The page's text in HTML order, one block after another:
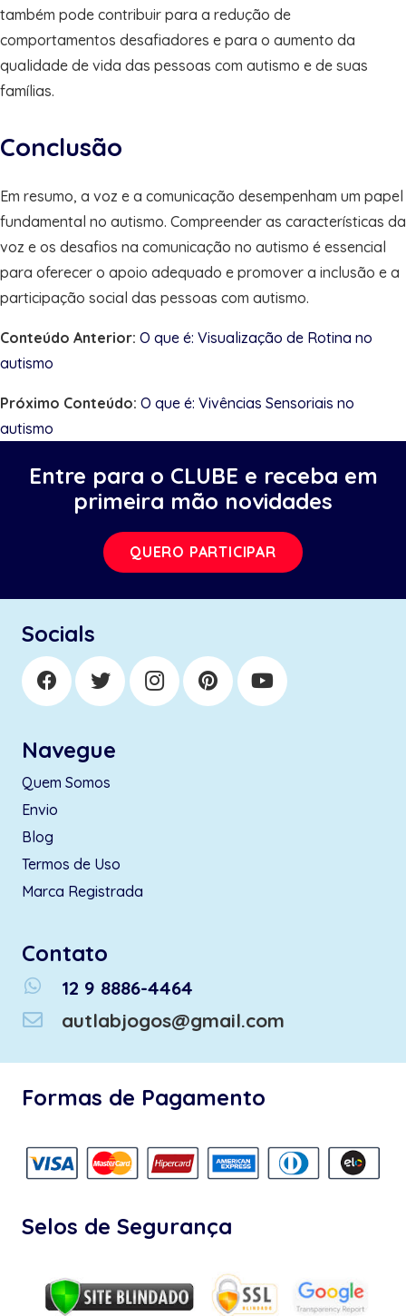
também pode contribuir para a redução de
comportamentos desafiadores e para o aumento da
qualidade de vida das pessoas com autismo e de suas
famílias.
Conclusão
Em resumo, a voz e a comunicação desempenham um papel
fundamental no autismo. Compreender as características da
voz e os desafios na comunicação no autismo é essencial
para oferecer o apoio adequado e promover a inclusão e a
participação social das pessoas com autismo.
Conteúdo Anterior: O que é: Visualização de Rotina no
autismo
Próximo Conteúdo: O que é: Vivências Sensoriais no
autismo
Entre para o CLUBE e receba em
primeira mão novidades
QUERO PARTICIPAR
Socials
Navegue
Quem Somos
Envio
Blog
Termos de Uso
Marca Registrada
Contato
whatsapp
12 9 8886-4464
autlabjogos@gmail.com
Formas de Pagamento
Selos de Segurança